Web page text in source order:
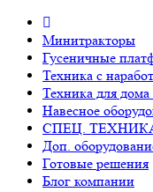
Минитракторы
Гусеничные
Техника с
Техника для дома
Навесное
СПЕЦ.
Доп.
Готовые решения
Блог компании